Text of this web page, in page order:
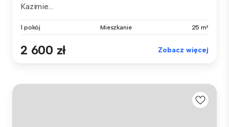
Kazimie...
1 pokój Mieszkanie 25 m²
2 600 zł Zobacz więcej